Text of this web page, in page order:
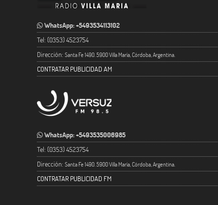
WhatsApp: +5493534113102
Tel: (0353) 4523754
Dirección: Santa Fe 1490. 5900 Villa María, Córdoba, Argentina.
CONTRATAR PUBLICIDAD AM
WhatsApp: +5493535006985
Tel: (0353) 4523754
Dirección: Santa Fe 1490. 5900 Villa María, Córdoba, Argentina.
CONTRATAR PUBLICIDAD FM